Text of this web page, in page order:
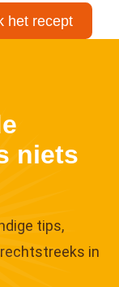
het recept
niets
tips,
in